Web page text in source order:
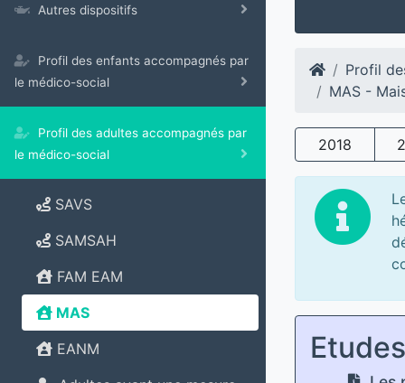
Autres dispositifs
Profil des enfants accompagnés par
le médico-social
Profil des adultes accompagnés par
le médico-social
SAVS
SAMSAH
FAM EAM
MAS
EANM
Profil
MAS -
2018
Etudes